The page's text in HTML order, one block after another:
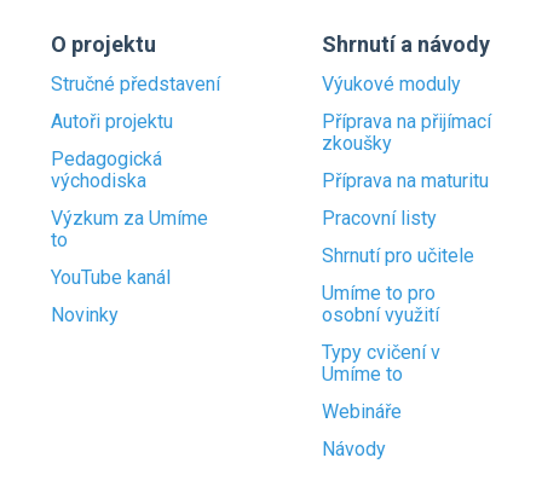
O projektu
Stručné představení
Autoři projektu
Pedagogická
východiska
Výzkum za Umíme
to
YouTube kanál
Novinky
Shrnutí a návody
Výukové moduly
Příprava na přijímací
zkoušky
Příprava na maturitu
Pracovní listy
Shrnutí pro učitele
Umíme to pro
osobní využití
Typy cvičení v
Umíme to
Webináře
Návody